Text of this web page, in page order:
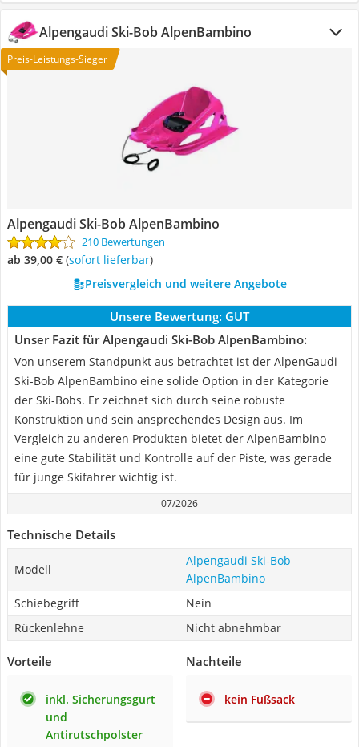
Alpengaudi Ski-Bob AlpenBambino
Preis-Leistungs-Sieger
Alpengaudi Ski-Bob AlpenBambino
210 Bewertungen
ab 39,00 € ( Sofort lieferbar)
Preisvergleich und weitere Angebote
Unsere Bewertung: GUT
Unser Fazit für Alpengaudi Ski-Bob AlpenBambino:
Von unserem Standpunkt aus betrachtet ist der AlpenGaudi
Ski-Bob AlpenBambino eine solide Option in der Kategorie
der Ski-Bobs. Er zeichnet sich durch seine robuste
Konstruktion und sein ansprechendes Design aus. Im
Vergleich zu anderen Produkten bietet der AlpenBambino
eine gute Stabilität und Kontrolle auf der Piste, was gerade
für junge Skifahrer wichtig ist.
07/2026
Technische Details
Modell
Alpengaudi Ski-Bob
AlpenBambino
Schiebegriff
Nein
Rückenlehne
Nicht abnehmbar
Vorteile
inkl. Sicherungsgurt
und
Antirutschpolster
Nachteile
kein Fußsack